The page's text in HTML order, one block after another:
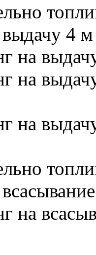
4
на
на
на
на